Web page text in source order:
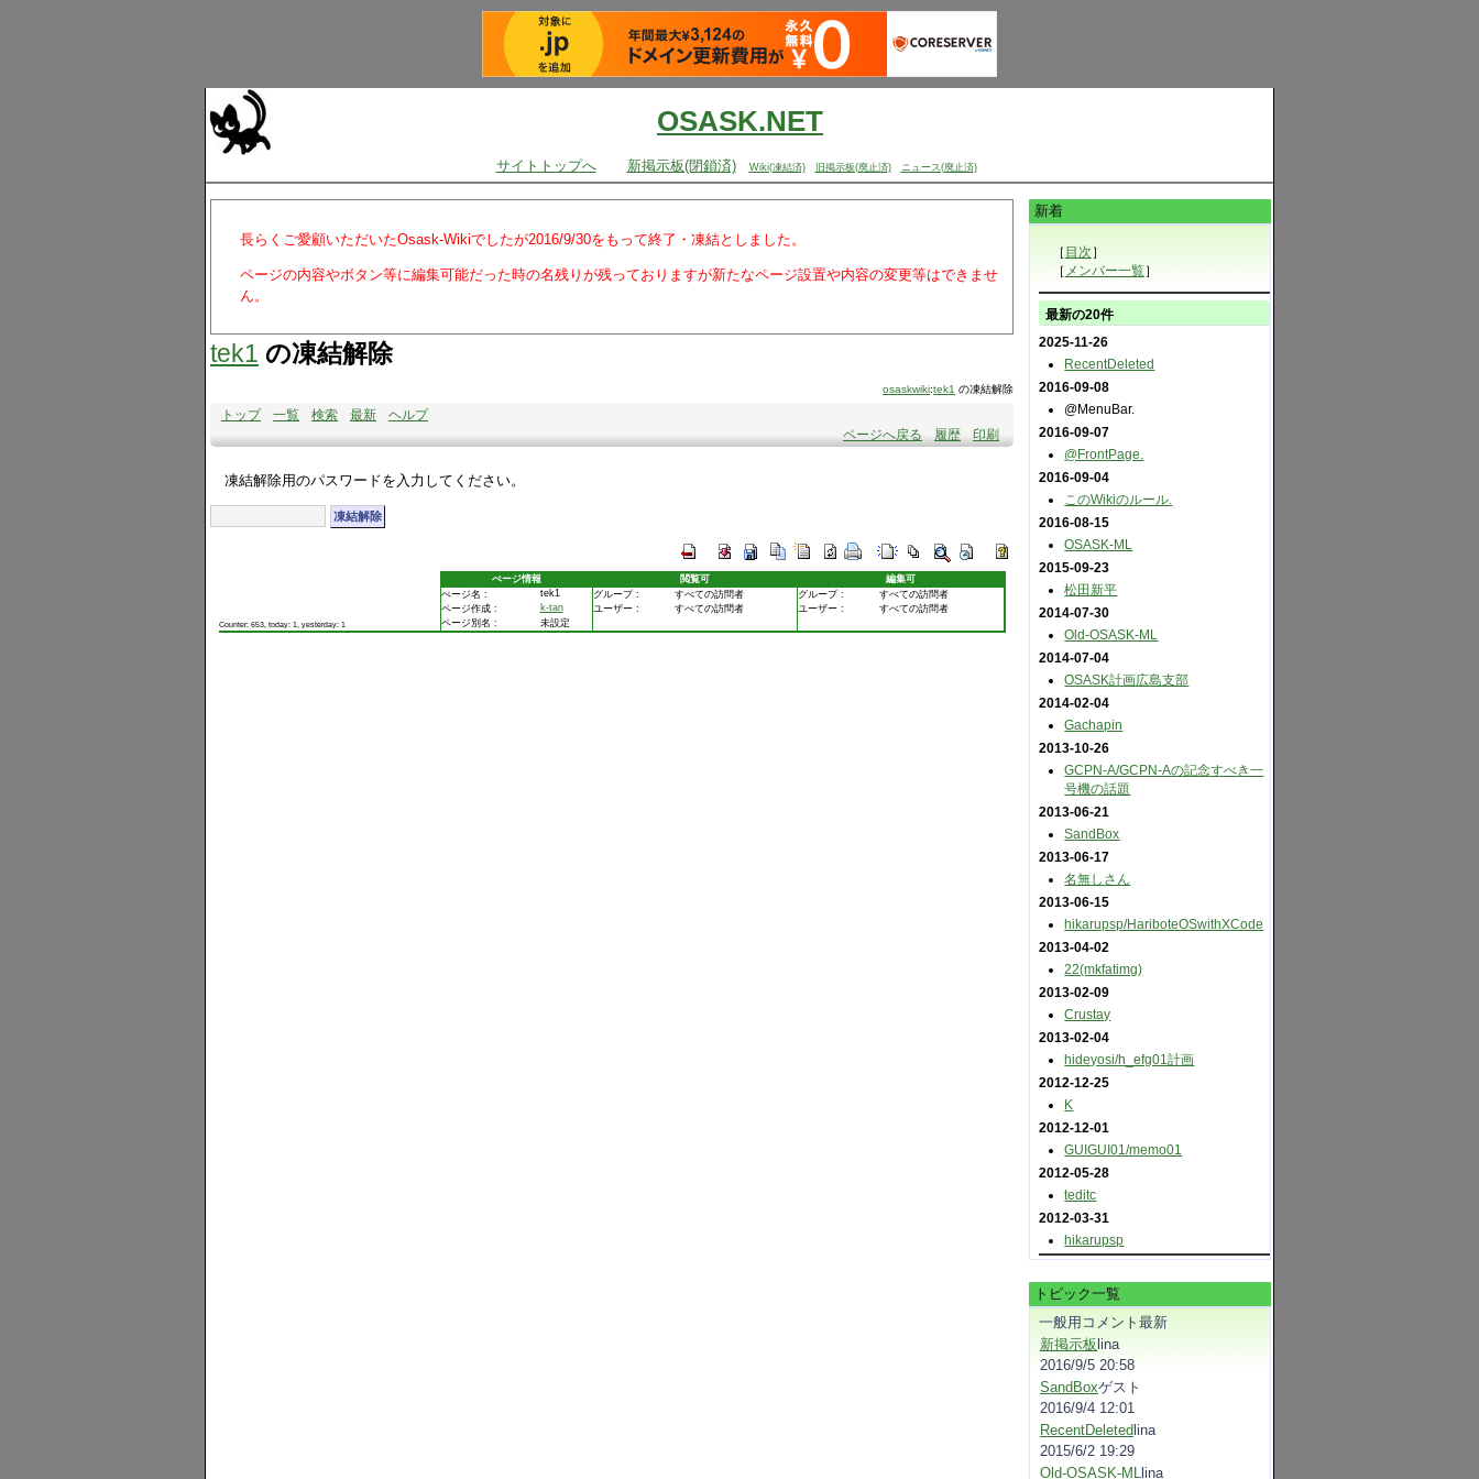
OSASK.NET
サイトトップへ 新掲示板(閉鎖済) Wiki(凍結済) 旧掲示板(廃止済) ニュース(廃止済)
長らくご愛顧いただいたOsask-Wikiでしたが2016/9/30をもって終了・凍結としました。
ページの内容やボタン等に編集可能だった時の名残りが残っておりますが新たなページ設置や内容の変更等はできませ
ん。
tek1 の凍結解除
osaskwiki:tek1 の凍結解除
トップ 一覧 検索 最新
ヘルプ
ページへ戻る
履歴 印刷
凍結解除用のパスワードを入力してください。
Counter: 653, today: 1, yesterday: 1
ぺージ情報 閲覧可
編集可
ぺージ名 :
tek1 グループ : すべての訪問者 グループ :
すべての訪問者
ページ作成 :
k-tan ユーザー : すべての訪問者 ユーザー :
すべての訪問者
ページ別名 :
未設定
新着
［目次 ］
［ メンバー一覧］
最新の20件
2025-11-26
RecentDeleted
2016-09-08
@MenuBar.
2016-09-07
@FrontPage.
2016-09-04
このWikiのルール.
2016-08-15
OSASK-ML
2015-09-23
松田新平
2014-07-30
Old-OSASK-ML
2014-07-04
OSASK計画広島支部
2014-02-04
Gachapin
2013-10-26
GCPN-A​/GCPN-Aの記念すべき一
号機の話題
2013-06-21
SandBox
2013-06-17
名無しさん
2013-06-15
hikarupsp​/HariboteOSwithXCode
2013-04-02
22(mkfatimg)
2013-02-09
Crustay
2013-02-04
hideyosi​/h_efg01計画
2012-12-25
K
2012-12-01
GUIGUI01​/memo01
2012-05-28
teditc
2012-03-31
hikarupsp
トピック一覧
一般用コメント最新
新掲示板lina
2016/9/5 20:58
SandBoxゲスト
2016/9/4 12:01
RecentDeletedlina
2015/6/2 19:29
Old-OSASK-ML lina